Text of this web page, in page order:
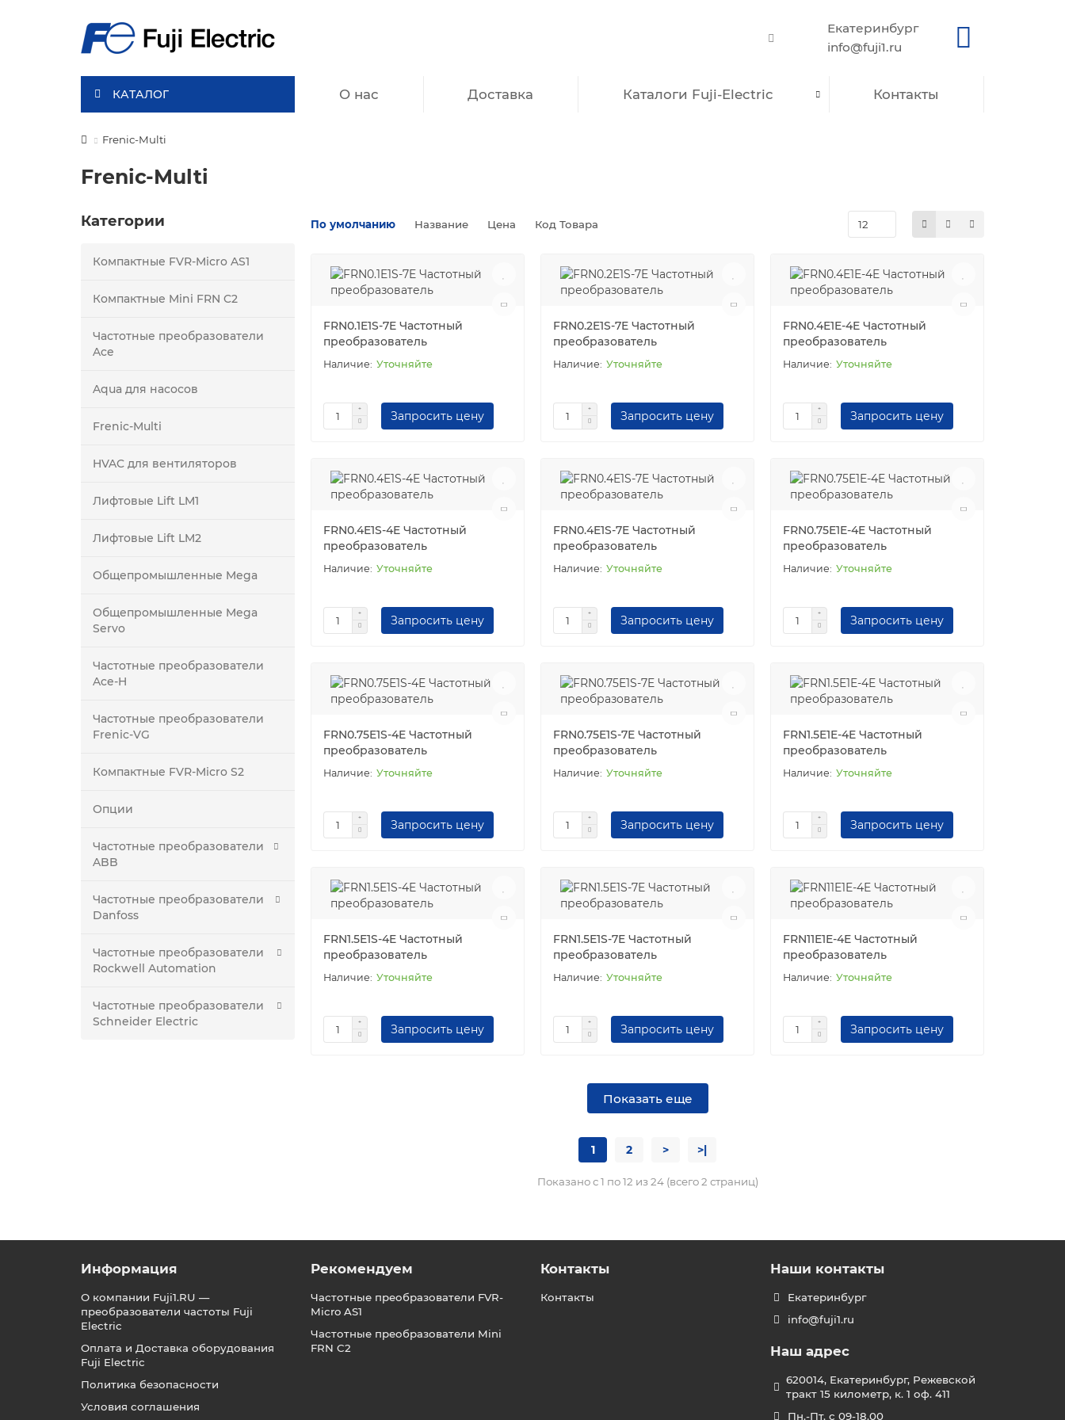
Екатеринбург
info@fuji1.ru
КАТАЛОГ О нас Доставка Каталоги Fuji-Electric Контакты
Frenic-Multi
Frenic-Multi
Категории
Компактные FVR-Micro AS1
Компактные Mini FRN C2
Частотные преобразователи
Ace
Aqua для насосов
Frenic-Multi
HVAC для вентиляторов
Лифтовые Lift LM1
Лифтовые Lift LM2
Общепромышленные Mega
Общепромышленные Mega
Servo
Частотные преобразователи
Ace-H
Частотные преобразователи
Frenic-VG
Компактные FVR-Micro S2
Опции
Частотные преобразователи
ABB
Частотные преобразователи
Danfoss
Частотные преобразователи
Rockwell Automation
Частотные преобразователи
Schneider Electric
По умолчанию Название Цена Код Товара
FRN0.1E1S-7E Частотный
преобразователь
Уточняйте
Запросить цену
FRN0.2E1S-7E Частотный
преобразователь
Уточняйте
Запросить цену
FRN0.4E1E-4E Частотный
преобразователь
Уточняйте
Запросить цену
FRN0.4E1S-4E Частотный
преобразователь
Уточняйте
Запросить цену
FRN0.4E1S-7E Частотный
преобразователь
Уточняйте
Запросить цену
FRN0.75E1E-4E Частотный
преобразователь
Уточняйте
Запросить цену
FRN0.75E1S-4E Частотный
преобразователь
Уточняйте
Запросить цену
FRN0.75E1S-7E Частотный
преобразователь
Уточняйте
Запросить цену
FRN1.5E1E-4E Частотный
преобразователь
Уточняйте
Запросить цену
FRN1.5E1S-4E Частотный
преобразователь
Уточняйте
Запросить цену
FRN1.5E1S-7E Частотный
преобразователь
Уточняйте
Запросить цену
FRN11E1E-4E Частотный
преобразователь
Уточняйте
Запросить цену
Показать еще
1 2 > >|
Показано с 1 по 12 из 24 (всего 2 страниц)
Информация
О компании Fuji1.RU —
преобразователи частоты Fuji
Electric
Оплата и Доставка оборудования
Fuji Electric
Политика безопасности
Условия соглашения
Рекомендуем
Частотные преобразователи FVR-
Micro AS1
Частотные преобразователи Mini
FRN C2
Контакты
Контакты
Наши контакты
Екатеринбург
info@fuji1.ru
Наш адрес
620014, Екатеринбург, Режевской
тракт 15 километр, к. 1 оф. 411
Пн.-Пт. с 09-18.00